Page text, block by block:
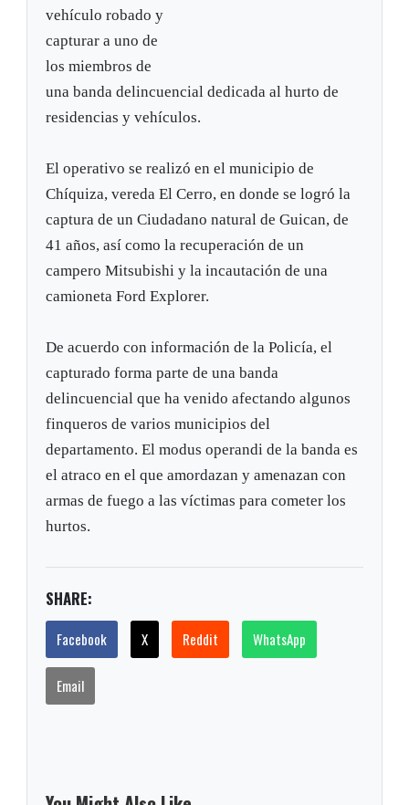
vehículo robado y
capturar a uno de
los miembros de
una banda delincuencial dedicada al hurto de
residencias y vehículos.
El operativo se realizó en el municipio de
Chíquiza, vereda El Cerro, en donde se logró la
captura de un Ciudadano natural de Guican, de
41 años, así como la recuperación de un
campero Mitsubishi y la incautación de una
camioneta Ford Explorer.
De acuerdo con información de la Policía, el
capturado forma parte de una banda
delincuencial que ha venido afectando algunos
finqueros de varios municipios del
departamento. El modus operandi de la banda es
el atraco en el que amordazan y amenazan con
armas de fuego a las víctimas para cometer los
hurtos.
SHARE:
Facebook X Reddit WhatsApp
Email